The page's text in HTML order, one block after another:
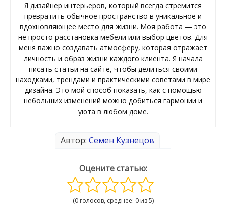
Я дизайнер интерьеров, который всегда стремится
превратить обычное пространство в уникальное и
вдохновляющее место для жизни. Моя работа — это
не просто расстановка мебели или выбор цветов. Для
меня важно создавать атмосферу, которая отражает
личность и образ жизни каждого клиента. Я начала
писать статьи на сайте, чтобы делиться своими
находками, трендами и практическими советами в мире
дизайна. Это мой способ показать, как с помощью
небольших изменений можно добиться гармонии и
уюта в любом доме.
Автор: Семен Кузнецов
Оцените статью:
(0 голосов, среднее: 0 из 5)